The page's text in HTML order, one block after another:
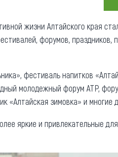
информация
прославившие Алтай
и буклеты
жизни Алтайского края
форумов,
фестиваль напитков
молодежный форум АТР,
«Алтайская зимовка» и многие
яркие и привлекательные